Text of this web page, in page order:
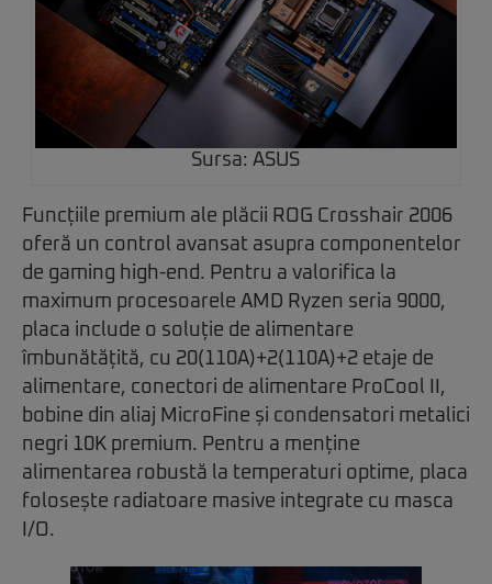
Sursa: ASUS
Funcțiile premium ale plăcii ROG Crosshair 2006
oferă un control avansat asupra componentelor
de gaming high-end. Pentru a valorifica la
maximum procesoarele AMD Ryzen seria 9000,
placa include o soluție de alimentare
îmbunătățită, cu 20(110A)+2(110A)+2 etaje de
alimentare, conectori de alimentare ProCool II,
bobine din aliaj MicroFine și condensatori metalici
negri 10K premium. Pentru a menține
alimentarea robustă la temperaturi optime, placa
folosește radiatoare masive integrate cu masca
I/O.